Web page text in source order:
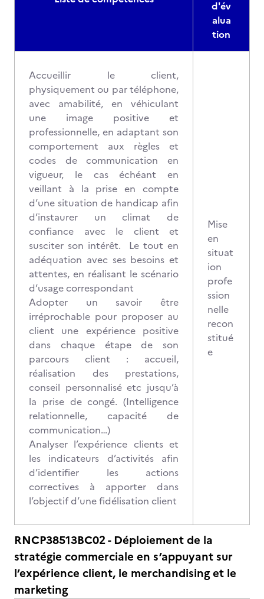
d'év
alua
tion
Accueillir le client,
physiquement ou par téléphone,
avec amabilité, en véhiculant
une image positive et
professionnelle, en adaptant son
comportement aux règles et
codes de communication en
vigueur, le cas échéant en
veillant à la prise en compte
d’une situation de handicap afin
d’instaurer un climat de
confiance avec le client et
susciter son intérêt. Le tout en
adéquation avec ses besoins et
attentes, en réalisant le scénario
d’usage correspondant
Adopter un savoir être
irréprochable pour proposer au
client une expérience positive
dans chaque étape de son
parcours client : accueil,
réalisation des prestations,
conseil personnalisé etc jusqu’à
la prise de congé. (Intelligence
relationnelle, capacité de
communication…)
Analyser l’expérience clients et
les indicateurs d’activités afin
d’identifier les actions
correctives à apporter dans
l’objectif d’une fidélisation client
Mise
en
situat
ion
profe
ssion
nelle
recon
stitué
e
RNCP38513BC02 - Déploiement de la
stratégie commerciale en s’appuyant sur
l’expérience client, le merchandising et le
marketing